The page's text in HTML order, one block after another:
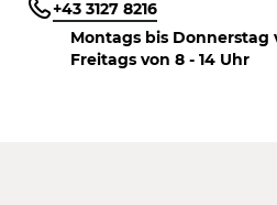
+43 3127 8216
Montags bis Donnerstag
Freitags von 8 - 14 Uhr